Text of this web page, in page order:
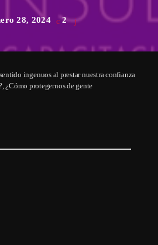
28, 2024 2
ingenuos al prestar nuestra confianza
¿Cómo protegernos de gente